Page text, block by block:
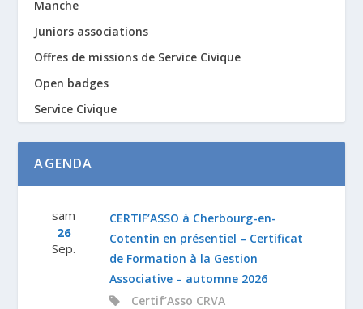
Manche
Juniors associations
Offres de missions de Service Civique
Open badges
Service Civique
AGENDA
sam
26
Sep.
CERTIF’ASSO à Cherbourg-en-
Cotentin en présentiel – Certificat
de Formation à la Gestion
Associative – automne 2026
Certif’Asso CRVA